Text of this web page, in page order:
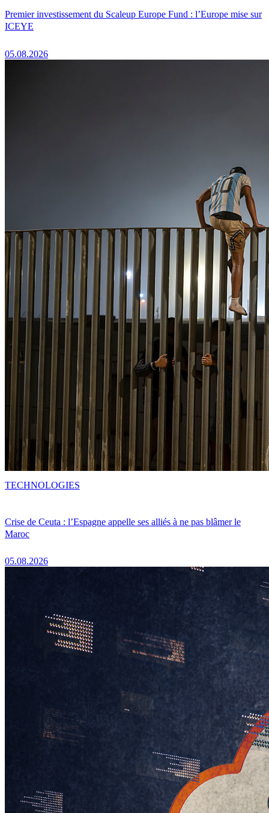
Premier investissement du Scaleup Europe Fund : l’Europe mise sur
ICEYE
05.08.2026
Crise de Ceuta : l’Espagne appelle ses alliés à ne pas blâmer le
Maroc
05.08.2026
TECHNOLOGIES